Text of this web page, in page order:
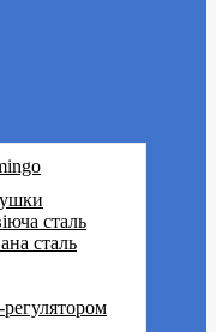
сталь
сталь